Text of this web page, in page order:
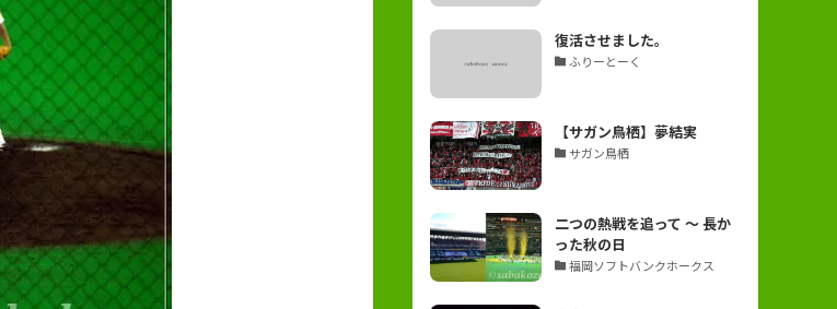
復活させました。
ふりーとーく
【サガン鳥栖】夢結実
サガン鳥栖
二つの熱戦を追って ～ 長か
った秋の日
福岡ソフトバンクホークス